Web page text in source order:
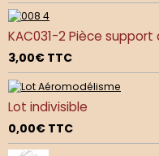
KAC031-2 Pièce
3,00€ TTC
Lot indivisible
0,00€ TTC